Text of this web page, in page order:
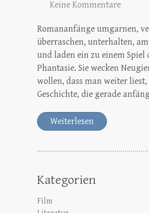
Keine Kommentare
Romananfänge umgarnen,
überraschen, unterhalten,
und laden ein zu einem Spiel
Phantasie. Sie wecken
wollen, dass man weiter liest,
Geschichte, die gerade
Weiterlesen
Kategorien
Film